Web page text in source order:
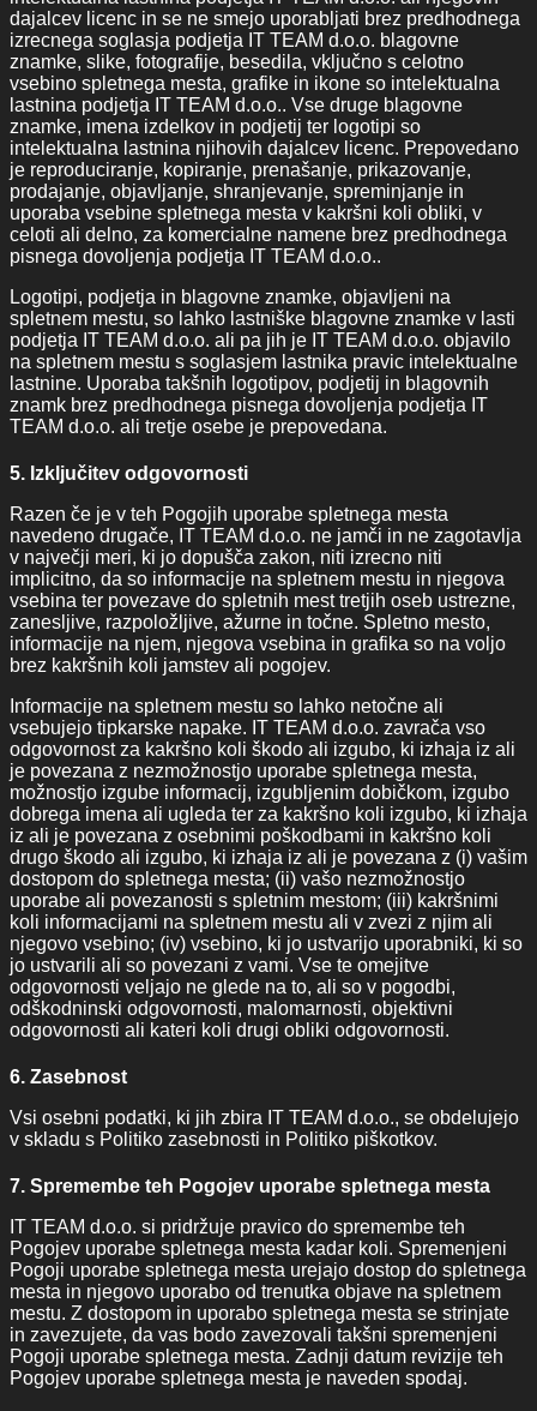
dajalcev licenc in se ne smejo uporabljati brez predhodnega
izrecnega soglasja podjetja IT TEAM d.o.o. blagovne
znamke, slike, fotografije, besedila, vključno s celotno
vsebino spletnega mesta, grafike in ikone so intelektualna
lastnina podjetja IT TEAM d.o.o.. Vse druge blagovne
znamke, imena izdelkov in podjetij ter logotipi so
intelektualna lastnina njihovih dajalcev licenc. Prepovedano
je reproduciranje, kopiranje, prenašanje, prikazovanje,
prodajanje, objavljanje, shranjevanje, spreminjanje in
uporaba vsebine spletnega mesta v kakršni koli obliki, v
celoti ali delno, za komercialne namene brez predhodnega
pisnega dovoljenja podjetja IT TEAM d.o.o..
Logotipi, podjetja in blagovne znamke, objavljeni na
spletnem mestu, so lahko lastniške blagovne znamke v lasti
podjetja IT TEAM d.o.o. ali pa jih je IT TEAM d.o.o. objavilo
na spletnem mestu s soglasjem lastnika pravic intelektualne
lastnine. Uporaba takšnih logotipov, podjetij in blagovnih
znamk brez predhodnega pisnega dovoljenja podjetja IT
TEAM d.o.o. ali tretje osebe je prepovedana.
5. Izključitev odgovornosti
Razen če je v teh Pogojih uporabe spletnega mesta
navedeno drugače, IT TEAM d.o.o. ne jamči in ne zagotavlja
v največji meri, ki jo dopušča zakon, niti izrecno niti
implicitno, da so informacije na spletnem mestu in njegova
vsebina ter povezave do spletnih mest tretjih oseb ustrezne,
zanesljive, razpoložljive, ažurne in točne. Spletno mesto,
informacije na njem, njegova vsebina in grafika so na voljo
brez kakršnih koli jamstev ali pogojev.
Informacije na spletnem mestu so lahko netočne ali
vsebujejo tipkarske napake. IT TEAM d.o.o. zavrača vso
odgovornost za kakršno koli škodo ali izgubo, ki izhaja iz ali
je povezana z nezmožnostjo uporabe spletnega mesta,
možnostjo izgube informacij, izgubljenim dobičkom, izgubo
dobrega imena ali ugleda ter za kakršno koli izgubo, ki izhaja
iz ali je povezana z osebnimi poškodbami in kakršno koli
drugo škodo ali izgubo, ki izhaja iz ali je povezana z (i) vašim
dostopom do spletnega mesta; (ii) vašo nezmožnostjo
uporabe ali povezanosti s spletnim mestom; (iii) kakršnimi
koli informacijami na spletnem mestu ali v zvezi z njim ali
njegovo vsebino; (iv) vsebino, ki jo ustvarijo uporabniki, ki so
jo ustvarili ali so povezani z vami. Vse te omejitve
odgovornosti veljajo ne glede na to, ali so v pogodbi,
odškodninski odgovornosti, malomarnosti, objektivni
odgovornosti ali kateri koli drugi obliki odgovornosti.
6. Zasebnost
Vsi osebni podatki, ki jih zbira IT TEAM d.o.o., se obdelujejo
v skladu s Politiko zasebnosti in Politiko piškotkov.
7. Spremembe teh Pogojev uporabe spletnega mesta
IT TEAM d.o.o. si pridržuje pravico do spremembe teh
Pogojev uporabe spletnega mesta kadar koli. Spremenjeni
Pogoji uporabe spletnega mesta urejajo dostop do spletnega
mesta in njegovo uporabo od trenutka objave na spletnem
mestu. Z dostopom in uporabo spletnega mesta se strinjate
in zavezujete, da vas bodo zavezovali takšni spremenjeni
Pogoji uporabe spletnega mesta. Zadnji datum revizije teh
Pogojev uporabe spletnega mesta je naveden spodaj.